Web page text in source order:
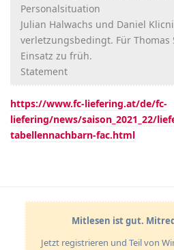
Personalsituation
Julian Halwachs und Daniel
verletzungsbedingt. Für Thomas
Einsatz zu früh.
Statement
https://www.fc-liefering.at/de/fc-
liefering/news/saison_2021_22/
tabellennachbarn-fac.html
Mitlesen ist gut.
Jetzt registrieren und Teil von